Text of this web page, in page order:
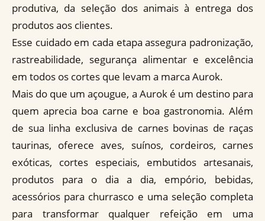
produtiva, da seleção dos animais à entrega dos
produtos aos clientes.
Esse cuidado em cada etapa assegura padronização,
rastreabilidade, segurança alimentar e excelência
em todos os cortes que levam a marca Aurok.
Mais do que um açougue, a Aurok é um destino para
quem aprecia boa carne e boa gastronomia. Além
de sua linha exclusiva de carnes bovinas de raças
taurinas, oferece aves, suínos, cordeiros, carnes
exóticas, cortes especiais, embutidos artesanais,
produtos para o dia a dia, empório, bebidas,
acessórios para churrasco e uma seleção completa
para transformar qualquer refeição em uma